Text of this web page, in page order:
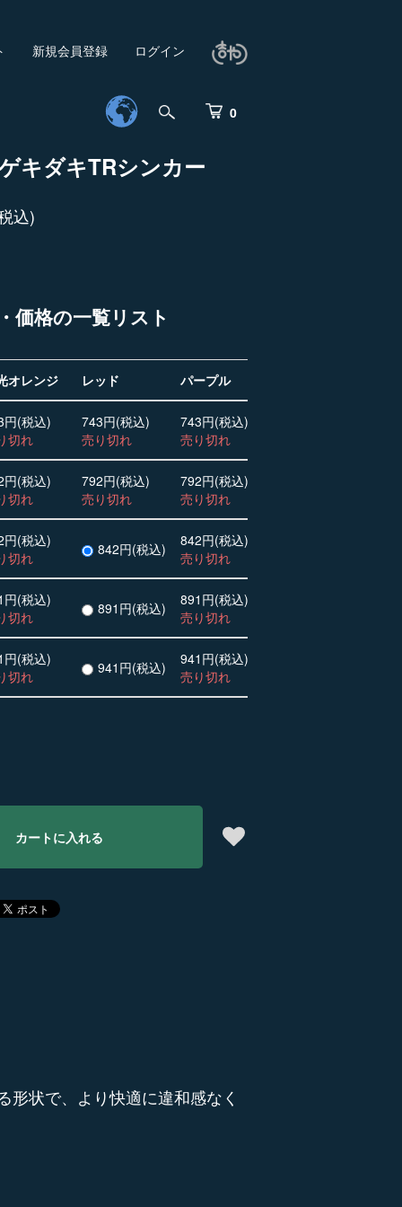
0
新規会員登録 ログイン
キダキTRシンカー
込)
価格の一覧リスト
オレンジ レッド パープル
円(税込)
切れ
743円(税込)
売り切れ
743円(税込)
売り切れ
円(税込)
切れ
792円(税込)
売り切れ
792円(税込)
売り切れ
円(税込)
切れ
842円(税込)
842円(税込)
売り切れ
円(税込)
切れ
891円(税込)
891円(税込)
売り切れ
円(税込)
切れ
941円(税込)
941円(税込)
売り切れ
カートに入れる
状で、より快適に違和感なく